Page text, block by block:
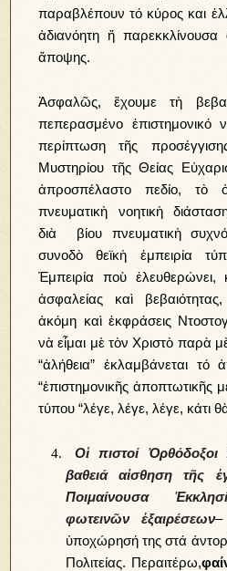
παραβλέπουν τό κύρος και
ἀδιανόητη ἤ παρεκκλίνουσα
ἄποψης.
Ἀσφαλῶς, ἔχουμε τὴ
πεπερασμένο ἐπιστημονικό
περίπτωση τῆς
Μυστηρίου τῆς Θείας
ἀπροσπέλαστο πεδίο, τὸ
πνευματικὴ νοητικὴ
διὰ βίου πνευματικὴ
συνοδὸ θεϊκὴ ἐμπειρία
Ἐμπειρία ποὺ
ἀσφαλείας καὶ
ἀκόμη καὶ ἐκφράσεις
νὰ εἶμαι μὲ τὸν Χριστὸ παρὰ
“ἀλήθεια” ἐκλαμβάνεται
“ἐπιστημονικῆς ἀποπτωτικῆς
τύπου “λέγε, λέγε, λέγε, κάτι
Οἱ πιστοί Ὀρθόδοξοι
βαθειά αἰσθηση τῆς
Ποιμαίνουσα
φωτεινῶν ἐξαιρέσεων–
ὑποχώρησή της στά
Πολιτείας. Περαιτέρω,